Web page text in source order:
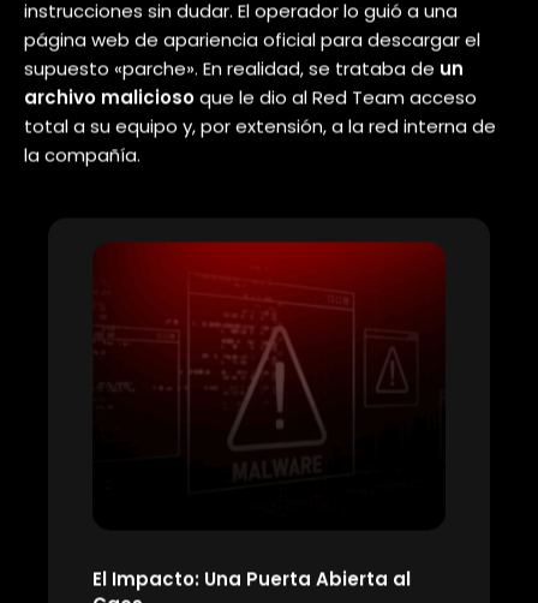
Team no empezó pidiendo nada. Primero,
estableció una conexión.«Hola, hablo de Soporte
de TI. Vi que estuviste en la conferencia de la
semana pasada, ¡espero que la hayas
disfrutado!». Ese comentario, basado en la
información pública, hizo que la llamada sonara
«Soporte de TI», el atacante activó un resorte
figuras de autoridad. La mayoría de empleados
no cuestiona una instrucción que parece venir de
un área técnica.
La Falsa Urgencia:
El siguiente paso fue introducir
«Te llamo porque se detectó una
amenaza de seguridad que afecta a los
asistentes de esa conferencia. Necesitamos
sensación de urgencia que anula el pensamiento